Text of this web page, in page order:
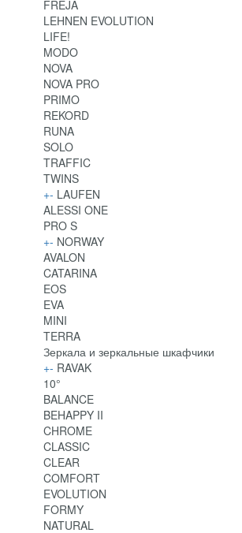
FREJA
LEHNEN EVOLUTION
LIFE!
MODO
NOVA
NOVA PRO
PRIMO
REKORD
RUNA
SOLO
TRAFFIC
TWINS
+- LAUFEN
ALESSI ONE
PRO S
+- NORWAY
AVALON
CATARINA
EOS
EVA
MINI
TERRA
Зеркала и зеркальные шкафчики
+- RAVAK
10°
BALANCE
BEHAPPY II
CHROME
CLASSIC
CLEAR
COMFORT
EVOLUTION
FORMY
NATURAL